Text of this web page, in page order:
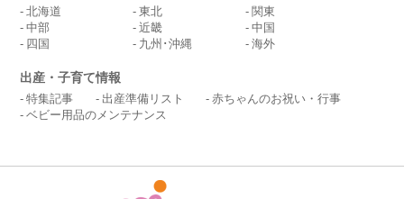
北海道 東北
関東
中部
近畿
中国
四国
九州･沖縄 海外
出産・子育て情報
特集記事 出産準備リスト
赤ちゃんのお祝い・行事
ベビー用品のメンテナンス